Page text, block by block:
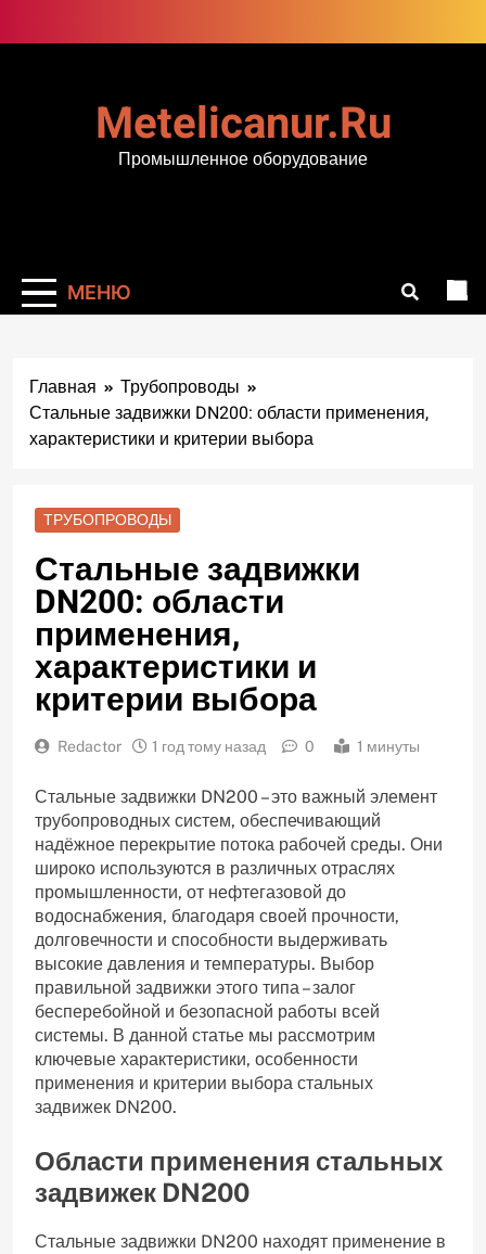
к
Metelicanur.ru
Промышленное оборудование
МЕНЮ
Главная
Трубопроводы
Стальные задвижки DN200: области применения,
характеристики и критерии выбора
ТРУБОПРОВОДЫ
Стальные задвижки
DN200: области
применения,
характеристики и
критерии выбора
Redactor 1 год тому назад 0 1 минуты
Стальные задвижки DN200 – это важный элемент
трубопроводных систем, обеспечивающий
надёжное перекрытие потока рабочей среды. Они
широко используются в различных отраслях
промышленности, от нефтегазовой до
водоснабжения, благодаря своей прочности,
долговечности и способности выдерживать
высокие давления и температуры. Выбор
правильной задвижки этого типа – залог
бесперебойной и безопасной работы всей
системы. В данной статье мы рассмотрим
ключевые характеристики, особенности
применения и критерии выбора стальных
задвижек DN200.
Области применения стальных
задвижек DN200
Стальные задвижки DN200 находят применение в